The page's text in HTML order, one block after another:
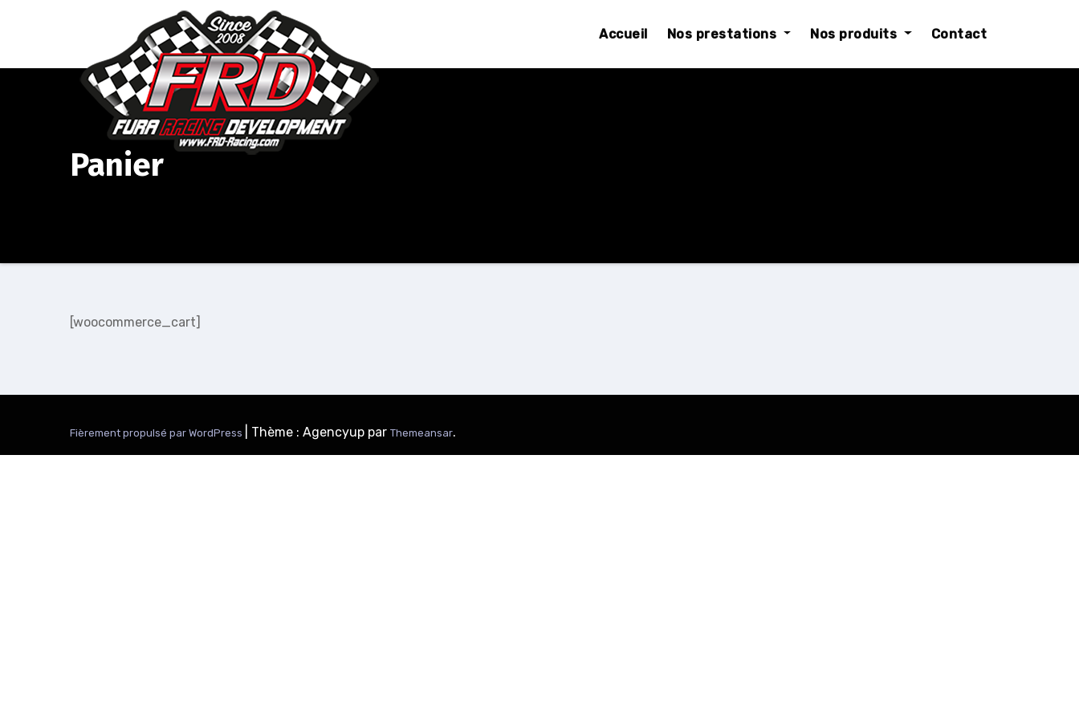
Accueil Nos prestations Nos produits Contact
Panier
[woocommerce_cart]
Fièrement propulsé par WordPress Thème : Agencyup par Themeansar.